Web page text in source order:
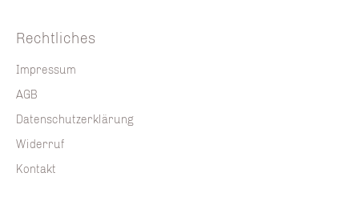
Rechtliches
Impressum
AGB
Datenschutzerklärung
Widerruf
Kontakt